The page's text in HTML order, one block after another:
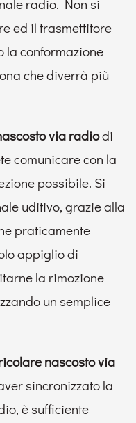
radio. Non si
ed il trasmettitore
la conformazione
che diverrà più
via radiodi
comunicare con la
possibile. Si
uditivo, grazie alla
praticamente
appiglio di
la rimozione
un semplice
nascosto via
sincronizzato la
è sufficiente